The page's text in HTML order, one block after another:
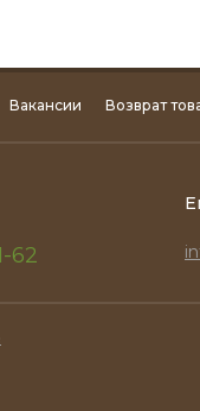
Вакансии Возврат
62